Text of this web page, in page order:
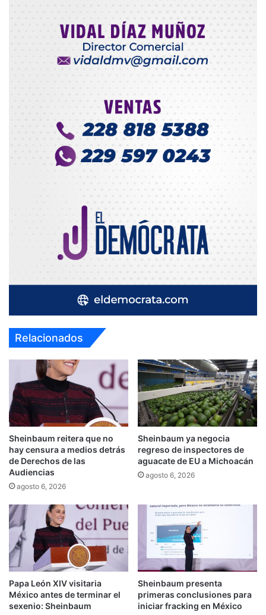
Relacionados
Sheinbaum reitera que no
hay censura a medios detrás
de Derechos de las
Audiencias
agosto 6, 2026
Sheinbaum ya negocia
regreso de inspectores de
aguacate de EU a Michoacán
agosto 6, 2026
Papa León XIV visitaria
México antes de terminar el
sexenio: Sheinbaum
Sheinbaum presenta
primeras conclusiones para
iniciar fracking en México